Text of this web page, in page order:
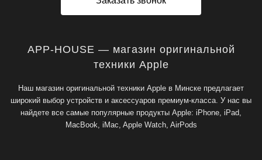
APP-HOUSE — магазин оригинальной
техники Apple
Наш магазин оригинальной техники Apple в Минске предлагает
широкий выбор устройств и аксессуаров премиум-класса. У нас вы
найдете все самые популярные продукты Apple: iPhone, iPad,
MacBook, iMac, Apple Watch, AirPods